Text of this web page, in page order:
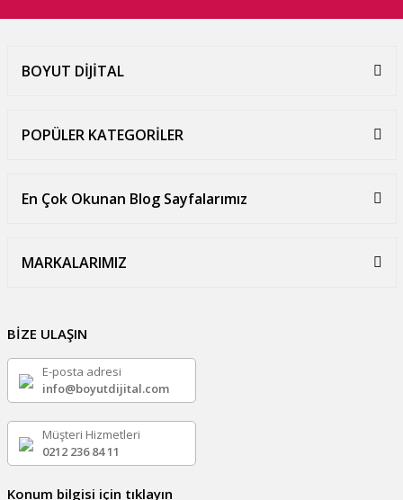
BOYUT DİJİTAL
POPÜLER KATEGORİLER
En Çok Okunan Blog Sayfalarımız
MARKALARIMIZ
BİZE ULAŞIN
E-posta adresi
info@boyutdijital.com
Müşteri Hizmetleri
0212 236 84 11
Konum bilgisi için tıklayın